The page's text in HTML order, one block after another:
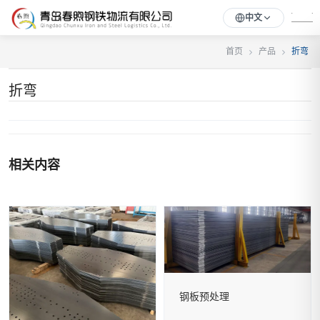
中文
首页 产品 折弯
折弯
相关内容
钢板预处理